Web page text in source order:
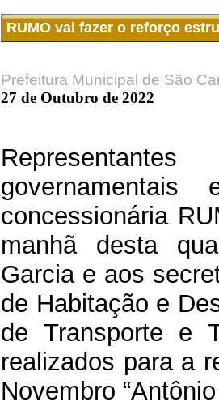
RUMO vai fazer o reforço
Prefeitura Municipal de São
27 de Outubro de 2022
concessionária
manhã desta
Garcia e aos
de Habitação e
de Transporte e
realizados para a
Novembro